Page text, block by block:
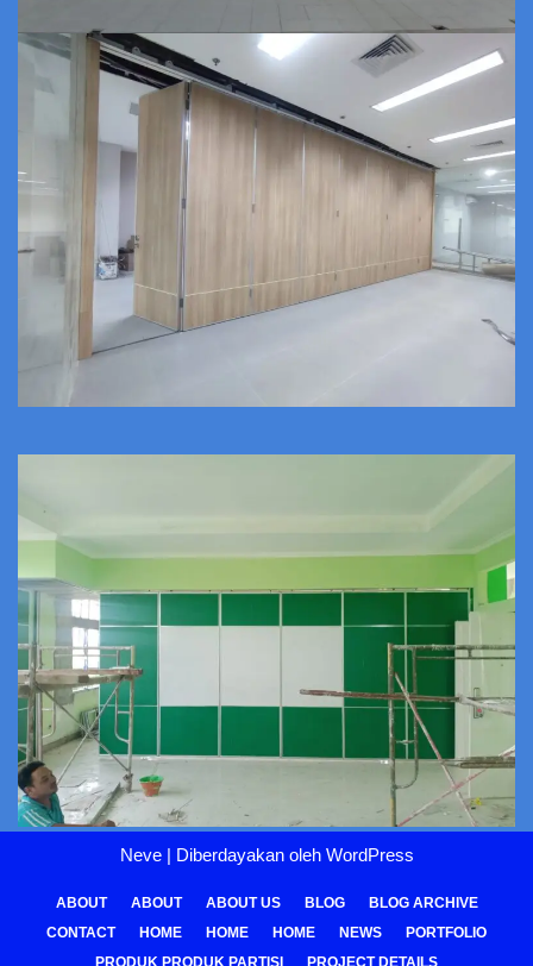
Neve| Diberdayakan oleh WordPress
ABOUT ABOUT ABOUT US BLOG
BLOG ARCHIVE
CONTACT
HOME HOME HOME NEWS
PORTFOLIO
PRODUK PRODUK PARTISI
PROJECT DETAILS